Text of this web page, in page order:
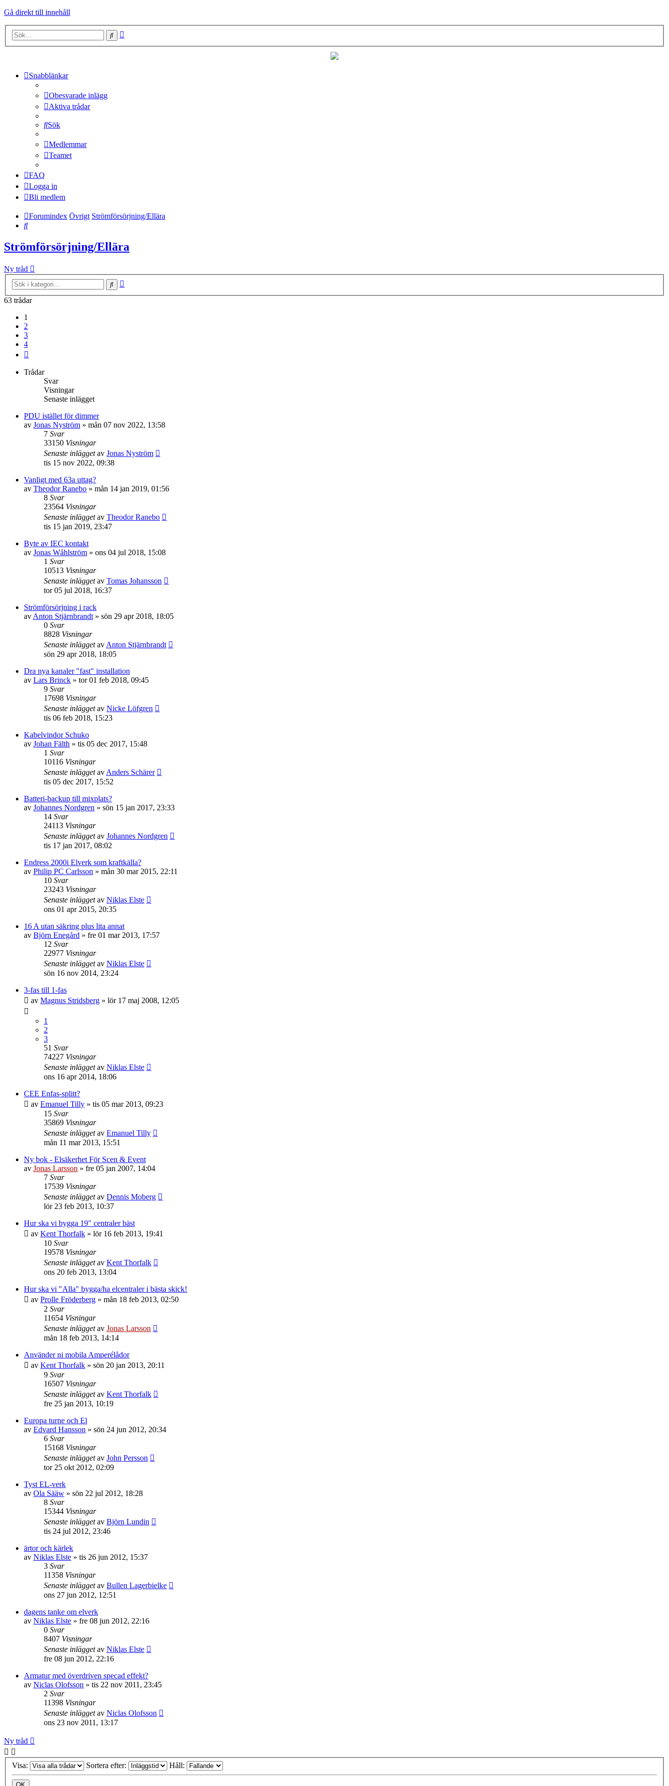
Gå direkt till innehåll
Sök
Snabblänkar
Obesvarade inlägg
Aktiva trådar
Sök
Medlemmar
Teamet
FAQ
Logga in
Bli medlem
Forumindex Övrigt Strömförsörjning/Ellära
Sök
Strömförsörjning/Ellära
Ny tråd
Sök
63 trådar
1
2
3
4
Trådar
Svar
Visningar
Senaste inlägget
PDU istället för dimmer
av Jonas Nyström » mån 07 nov 2022, 13:58
7 Svar
33150 Visningar
Senaste inläggetav Jonas Nyström
tis 15 nov 2022, 09:38
Vanligt med 63a uttag?
av Theodor Ranebo » mån 14 jan 2019, 01:56
8 Svar
23564 Visningar
Senaste inläggetav Theodor Ranebo
tis 15 jan 2019, 23:47
Byte av IEC kontakt
av Jonas Wåhlström » ons 04 jul 2018, 15:08
1 Svar
10513 Visningar
Senaste inläggetav Tomas Johansson
tor 05 jul 2018, 16:37
Strömförsörjning i rack
av Anton Stjärnbrandt » sön 29 apr 2018, 18:05
0 Svar
8828 Visningar
Senaste inläggetav Anton Stjärnbrandt
sön 29 apr 2018, 18:05
Dra nya kanaler "fast" installation
av Lars Brinck » tor 01 feb 2018, 09:45
9 Svar
17698 Visningar
Senaste inläggetav Nicke Löfgren
tis 06 feb 2018, 15:23
Kabelvindor Schuko
av Johan Fälth » tis 05 dec 2017, 15:48
1 Svar
10116 Visningar
Senaste inläggetav Anders Schärer
tis 05 dec 2017, 15:52
Batteri-backup till mixplats?
av Johannes Nordgren » sön 15 jan 2017, 23:33
14 Svar
24113 Visningar
Senaste inläggetav Johannes Nordgren
tis 17 jan 2017, 08:02
Endress 2000i Elverk som kraftkälla?
av Philip PC Carlsson » mån 30 mar 2015, 22:11
10 Svar
23243 Visningar
Senaste inläggetav Niklas Elste
ons 01 apr 2015, 20:35
16 A utan säkring plus lita annat
av Björn Enegård » fre 01 mar 2013, 17:57
12 Svar
22977 Visningar
Senaste inläggetav Niklas Elste
sön 16 nov 2014, 23:24
3-fas till 1-fas
av Magnus Stridsberg » lör 17 maj 2008, 12:05
1
2
3
51 Svar
74227 Visningar
Senaste inläggetav Niklas Elste
ons 16 apr 2014, 18:06
CEE Enfas-splitt?
av Emanuel Tilly » tis 05 mar 2013, 09:23
15 Svar
35869 Visningar
Senaste inläggetav Emanuel Tilly
mån 11 mar 2013, 15:51
Ny bok - Elsäkerhet För Scen & Event
av Jonas Larsson » fre 05 jan 2007, 14:04
7 Svar
17539 Visningar
Senaste inläggetav Dennis Moberg
lör 23 feb 2013, 10:37
Hur ska vi bygga 19" centraler bäst
av Kent Thorfalk » lör 16 feb 2013, 19:41
10 Svar
19578 Visningar
Senaste inläggetav Kent Thorfalk
ons 20 feb 2013, 13:04
Hur ska vi "Alla" bygga/ha elcentraler i bästa skick!
av Prolle Fröderberg » mån 18 feb 2013, 02:50
2 Svar
11654 Visningar
Senaste inläggetav Jonas Larsson
mån 18 feb 2013, 14:14
Använder ni mobila Amperélådor
av Kent Thorfalk » sön 20 jan 2013, 20:11
9 Svar
16507 Visningar
Senaste inläggetav Kent Thorfalk
fre 25 jan 2013, 10:19
Europa turne och El
av Edvard Hansson » sön 24 jun 2012, 20:34
6 Svar
15168 Visningar
Senaste inläggetav John Persson
tor 25 okt 2012, 02:09
Tyst EL-verk
av Ola Sääw » sön 22 jul 2012, 18:28
8 Svar
15344 Visningar
Senaste inläggetav Björn Lundin
tis 24 jul 2012, 23:46
ärtor och kärlek
av Niklas Elste » tis 26 jun 2012, 15:37
3 Svar
11358 Visningar
Senaste inläggetav Bullen Lagerbielke
ons 27 jun 2012, 12:51
dagens tanke om elverk
av Niklas Elste » fre 08 jun 2012, 22:16
0 Svar
8407 Visningar
Senaste inläggetav Niklas Elste
fre 08 jun 2012, 22:16
Armatur med överdriven specad effekt?
av Niclas Olofsson » tis 22 nov 2011, 23:45
2 Svar
11398 Visningar
Senaste inläggetav Niclas Olofsson
ons 23 nov 2011, 13:17
Ny tråd
Visa: Sortera efter: Håll: